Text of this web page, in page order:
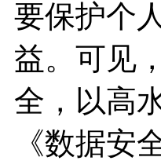
要保护个
益。可见
全，以高
《数据安